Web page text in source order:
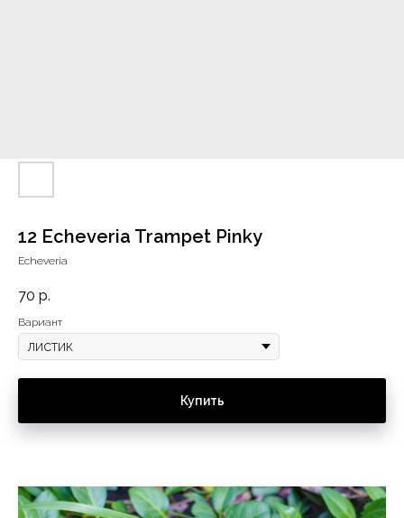
12 Echeveria Trampet Pinky
Echeveria
70 р.
Вариант
Купить